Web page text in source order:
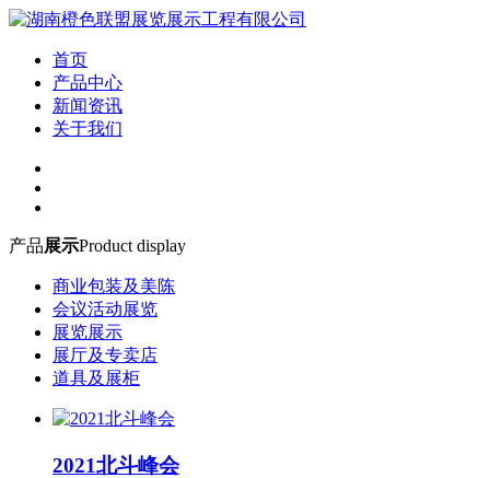
首页
产品中心
新闻资讯
关于我们
产品展示Product display
商业包装及美陈
会议活动展览
展览展示
展厅及专卖店
道具及展柜
2021北斗峰会